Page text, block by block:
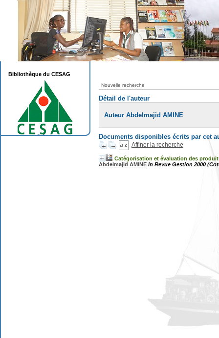
Nouvelle recherche
Détail de l'auteur
Auteur Abdelmajid AMINE
Documents disponibles écrits par cet
Affiner la recherche
Catégorisation et évaluation des
Abdelmajid AMINE in Revue Gestion 2000
Bibliothèque du CESAG